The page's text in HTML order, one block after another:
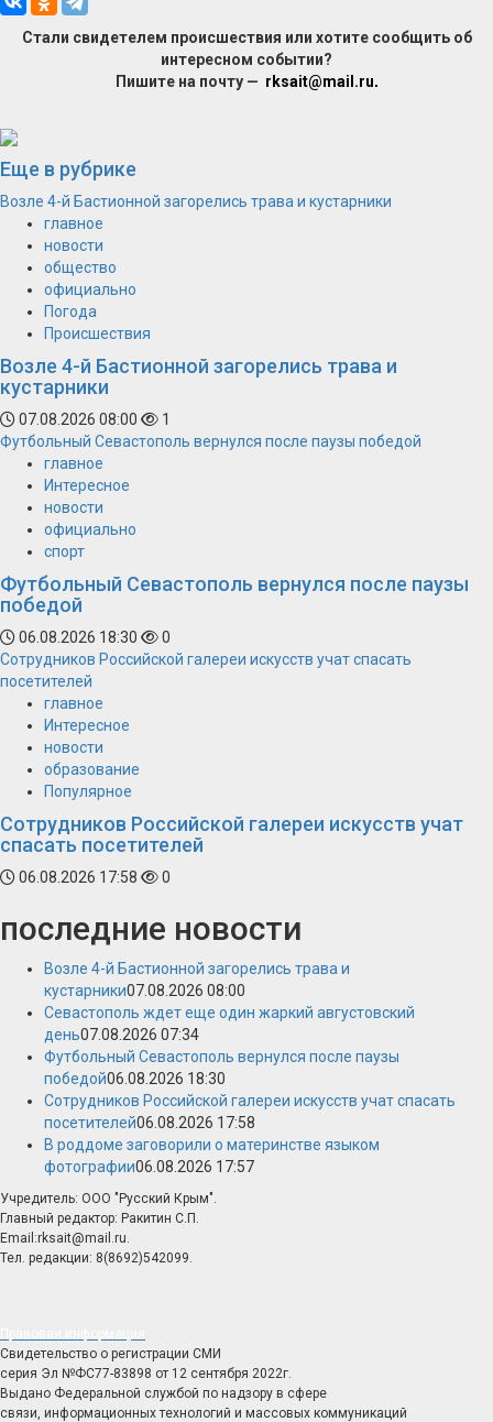
Стали свидетелем происшествия или хотите сообщить об
интересном событии?
Пишите на почту — rksait@mail.ru.
Еще в рубрике
Возле 4-й Бастионной загорелись трава и кустарники
главное
новости
общество
официально
Погода
Происшествия
Возле 4-й Бастионной загорелись трава и
кустарники
07.08.2026 08:00
1
Футбольный Севастополь вернулся после паузы победой
главное
Интересное
новости
официально
спорт
Футбольный Севастополь вернулся после паузы
победой
06.08.2026 18:30
0
Сотрудников Российской галереи искусств учат спасать
посетителей
главное
Интересное
новости
образование
Популярное
Сотрудников Российской галереи искусств учат
спасать посетителей
06.08.2026 17:58 0
последние новости
Возле 4-й Бастионной загорелись трава и
кустарники07.08.2026 08:00
Севастополь ждет еще один жаркий августовский
день07.08.2026 07:34
Футбольный Севастополь вернулся после паузы
победой06.08.2026 18:30
Сотрудников Российской галереи искусств учат спасать
посетителей06.08.2026 17:58
В роддоме заговорили о материнстве языком
фотографии06.08.2026 17:57
Учредитель: ООО "Русский Крым".
Главный редактор: Ракитин С.П.
Email:rksait@mail.ru.
Тел. редакции: 8(8692)542099.
Свидетельство о регистрации СМИ
серия Эл №ФС77-83898 от 12 сентября 2022г.
Выдано Федеральной службой по надзору в сфере
связи, информационных технологий и массовых коммуникаций